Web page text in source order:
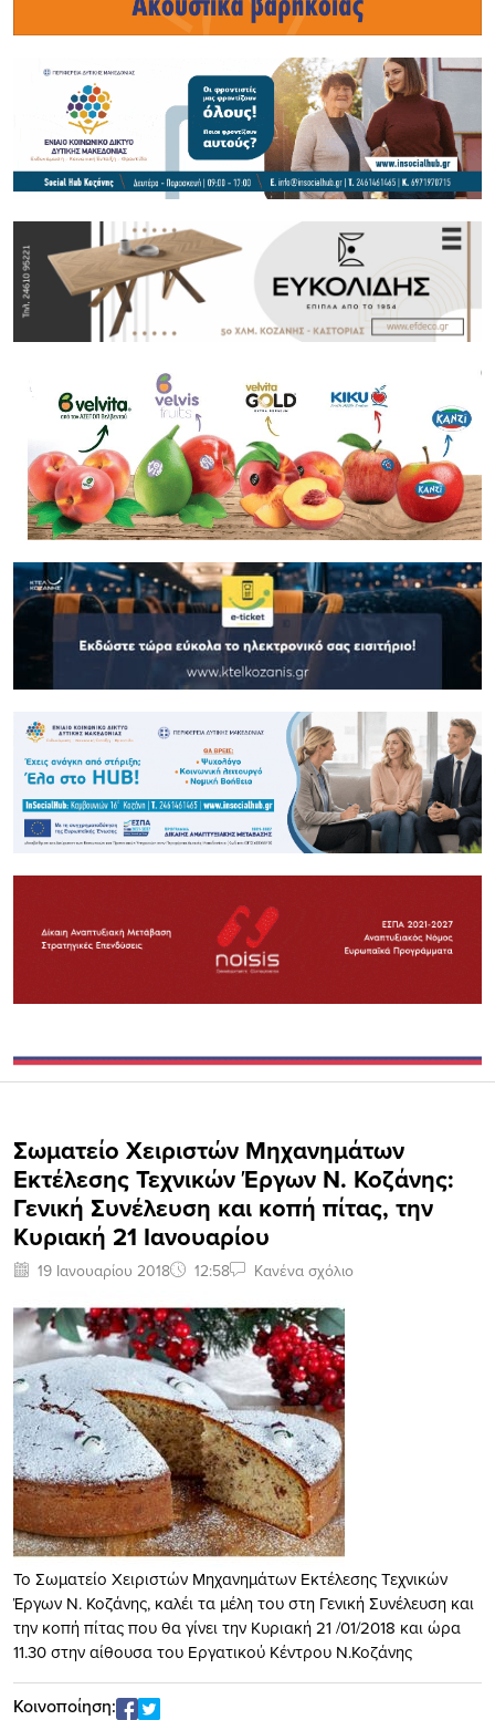
Σωματείο Χειριστών Μηχανημάτων
Εκτέλεσης Τεχνικών Έργων Ν. Κοζάνης:
Γενική Συνέλευση και κοπή πίτας, την
Κυριακή 21 Ιανουαρίου
19 Ιανουαρίου 2018 12:58 Κανένα σχόλιο
​Το Σωματείο Χειριστών Μηχανημάτων Εκτέλεσης Τεχνικών
Έργων Ν. Κοζάνης, καλέι τα μέλη του στη Γενική Συνέλευση και
την κοπή πίτας που θα γίνει την Κυριακή 21 /01/2018 και ώρα
11.30 στην αίθουσα ​του Εργατικού Κέντρου Ν.Κοζάνης
Κοινοποίηση: